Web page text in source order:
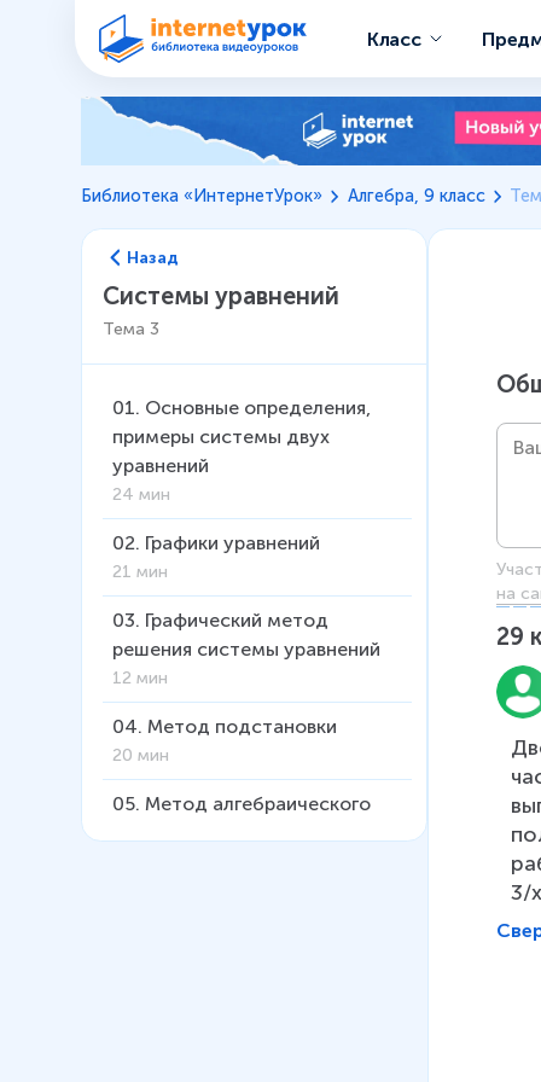
Класс
Библиотека «ИнтернетУрок» Алгебра, 9 класс
Назад
Системы уравнений
Тема 3
01. Основные определения,
примеры системы двух
уравнений
24 мин
02. Графики уравнений
21 мин
03. Графический метод
решения системы уравнений
12 мин
04. Метод подстановки
20 мин
05. Метод алгебраического
на
29
3/